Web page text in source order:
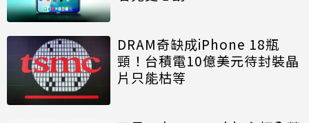
DRAM奇缺成iPhone 18瓶
頸！台積電10億美元待封裝晶
片只能枯等